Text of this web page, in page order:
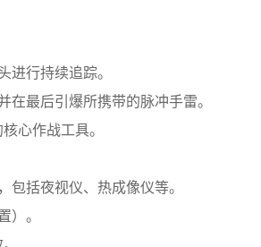
进行持续追踪。
最后引爆所携带的脉冲手雷。
心作战工具。
包括夜视仪、热成像仪等。
）。